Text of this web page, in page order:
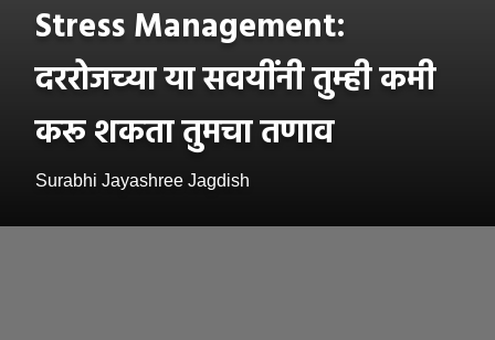
Stress Management:
दररोजच्या या सवयींनी तुम्ही कमी
करू शकता तुमचा तणाव
Surabhi Jayashree Jagdish